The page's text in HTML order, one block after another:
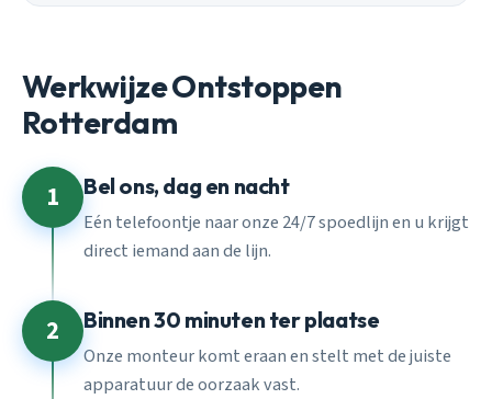
Werkwijze Ontstoppen
Rotterdam
1 Bel ons, dag en nacht
Eén telefoontje naar onze 24/7 spoedlijn en u krijgt
direct iemand aan de lijn.
2 Binnen 30 minuten ter plaatse
Onze monteur komt eraan en stelt met de juiste
apparatuur de oorzaak vast.